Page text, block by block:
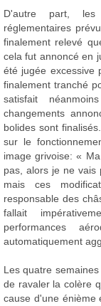
D'autre part, les
réglementaires
finalement relevé
cela fut annoncé en
été jugée excessive
finalement tranché
satisfait
changements
bolides sont
sur le
image grivoise: «
pas, alors je ne vais
mais ces
responsable des
fallait
performances
automatiquement
Les quatre
de ravaler la colère
cause d'une énième